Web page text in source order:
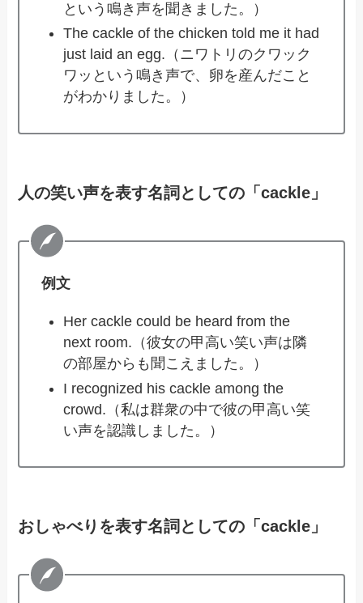
という鳴き声を聞きました。）
The cackle of the chicken told me it had
just laid an egg.（ニワトリのクワック
ワッという鳴き声で、卵を産んだこと
がわかりました。）
人の笑い声を表す名詞としての「cackle」
例文
Her cackle could be heard from the
next room.（彼女の甲高い笑い声は隣
の部屋からも聞こえました。）
I recognized his cackle among the
crowd.（私は群衆の中で彼の甲高い笑
い声を認識しました。）
おしゃべりを表す名詞としての「cackle」